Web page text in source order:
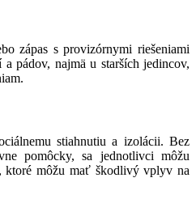
zápas s provizórnymi riešeniami
pádov, najmä u starších jedincov,
stiahnutiu a izolácii. Bez
pomôcky, sa jednotlivci môžu
ktoré môžu mať škodlivý vplyv na